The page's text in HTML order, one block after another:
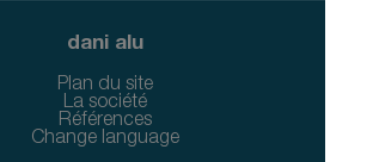
dani alu
Plan du site
La société
Références
Change language